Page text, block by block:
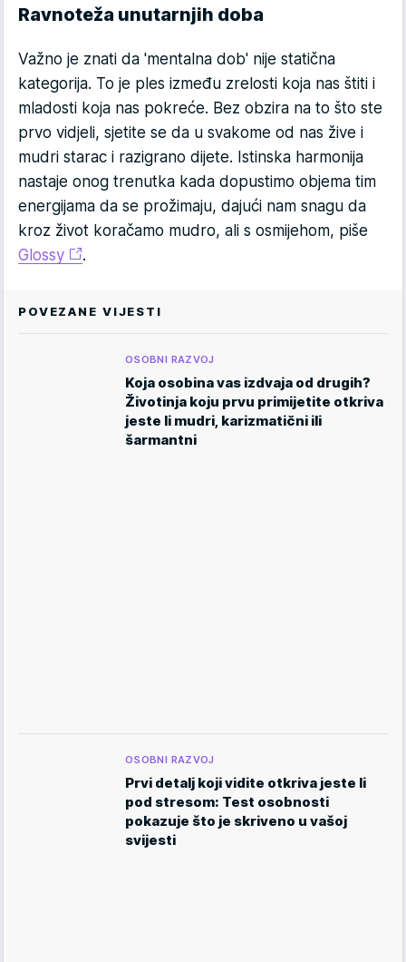
Ravnoteža unutarnjih doba
Važno je znati da 'mentalna dob' nije statična
kategorija. To je ples između zrelosti koja nas štiti i
mladosti koja nas pokreće. Bez obzira na to što ste
prvo vidjeli, sjetite se da u svakome od nas žive i
mudri starac i razigrano dijete. Istinska harmonija
nastaje onog trenutka kada dopustimo objema tim
energijama da se prožimaju, dajući nam snagu da
kroz život koračamo mudro, ali s osmijehom, piše
Glossy
.
POVEZANE VIJESTI
OSOBNI RAZVOJ
Koja osobina vas izdvaja od drugih?
Životinja koju prvu primijetite otkriva
jeste li mudri, karizmatični ili
šarmantni
OSOBNI RAZVOJ
Prvi detalj koji vidite otkriva jeste li
pod stresom: Test osobnosti
pokazuje što je skriveno u vašoj
svijesti